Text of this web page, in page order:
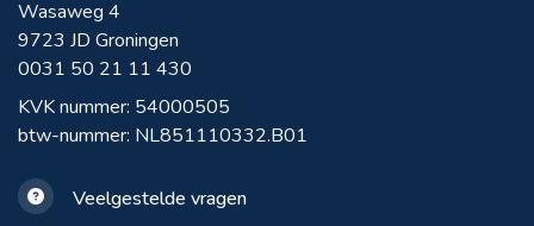
Wasaweg 4
9723 JD Groningen
0031 50 21 11 430
KVK nummer: 54000505
btw-nummer: NL851110332.B01
Veelgestelde vragen